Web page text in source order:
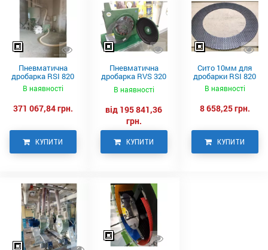
Пневматична
дробарка RSI 820
В наявності
371 067,84 грн.
КУПИТИ
Пневматична
дробарка RVS 320
Neuero
В наявності
від 195 841,36
грн.
КУПИТИ
Сито 10мм для
дробарки RSI 820
В наявності
8 658,25 грн.
КУПИТИ